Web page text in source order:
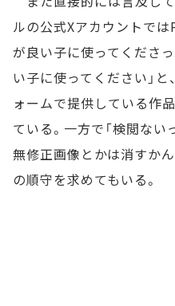
ルの公式Xアカウントで
が良い子に使ってくださ
い子に使ってください」
ォームで提供している作
ている。一方で「検閲ない
無修正画像とかは消すかん
の順守を求めてもいる。